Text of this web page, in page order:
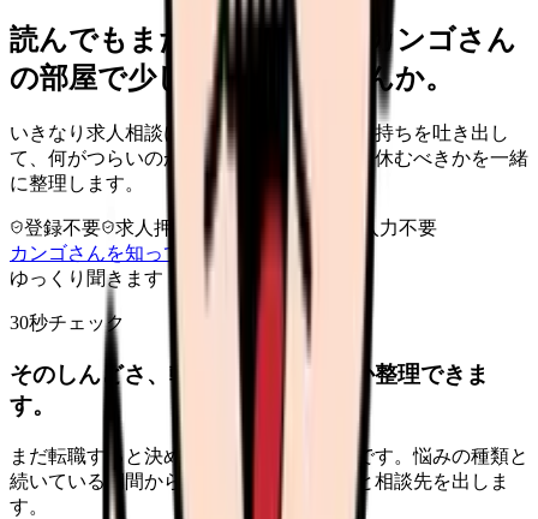
読んでもまだ苦しいなら、カンゴさん
の部屋で少し話してみませんか。
いきなり求人相談には進みません。今の気持ちを吐き出し
て、何がつらいのか、辞めるべきか、少し休むべきかを一緒
に整理します。
登録不要 求人押し売りなし
病院名は入力不要
カンゴさんを知ってから相談する
ゆっくり聞きます
30秒チェック
そのしんどさ、転職すべきサインか整理できま
す。
まだ転職すると決めていなくても大丈夫です。悩みの種類と
続いている期間から、次に見るべき記事と相談先を出しま
す。